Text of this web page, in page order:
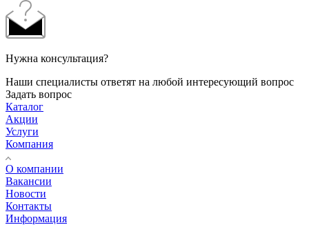
Нужна консультация?
Наши специалисты ответят на любой интересующий вопрос
Задать вопрос
Каталог
Акции
Услуги
Компания
О компании
Вакансии
Новости
Контакты
Информация